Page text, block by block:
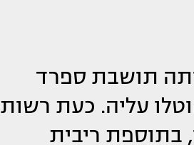
תושבת ספרד
שהוטלו עליה. כעת רשות